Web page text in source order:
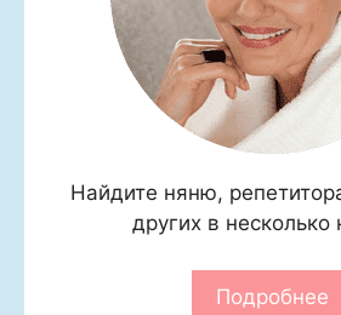
Найдите няню,
других в несколько
Подробнее